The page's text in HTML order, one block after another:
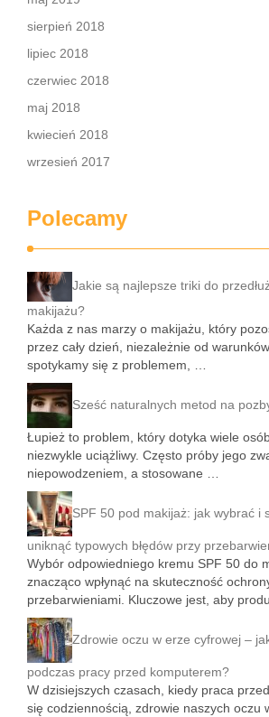
sierpień 2018
lipiec 2018
czerwiec 2018
maj 2018
kwiecień 2018
wrzesień 2017
Polecamy
Jakie są najlepsze triki do
makijażu?
Każda z nas marzy o makijażu, który
przez cały dzień, niezależnie od
spotykamy się z problemem, …
Sześć naturalnych metod na
Łupież to problem, który dotyka wiele
niezwykle uciążliwy. Często próby jego
niepowodzeniem, a stosowane …
SPF 50 pod makijaż: jak wybrać i
uniknąć typowych błędów przy
Wybór odpowiedniego kremu SPF 50 do
znacząco wpłynąć na skuteczność
przebarwieniami. Kluczowe jest, aby
Zdrowie oczu w erze cyfrowej –
podczas pracy przed komputerem?
W dzisiejszych czasach, kiedy praca
się codziennością, zdrowie naszych oczu